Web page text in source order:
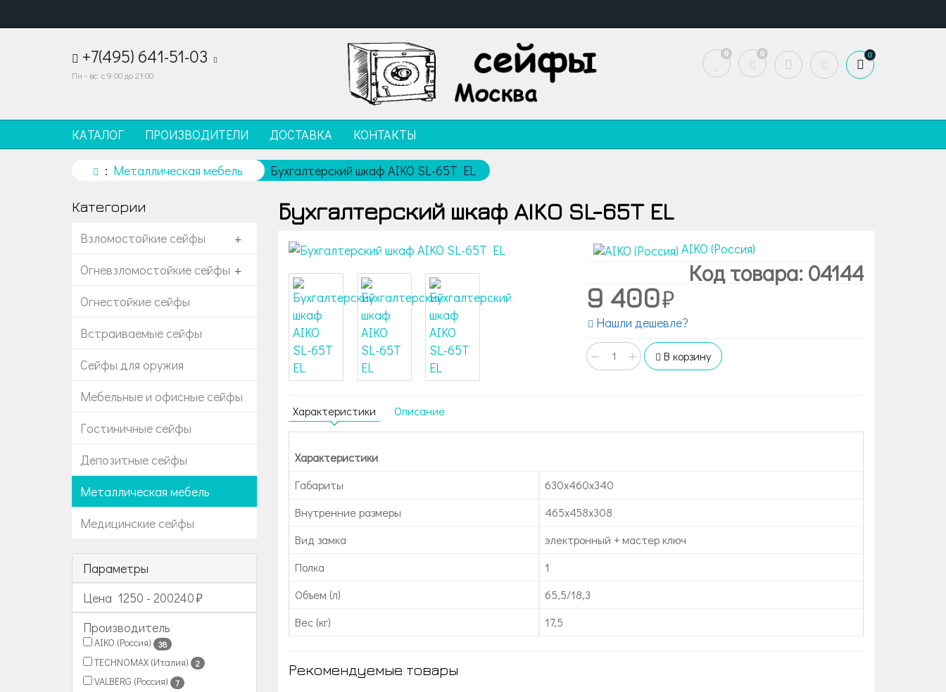
+7(495) 641-51-03
Пн - вс: с 9:00 до 21:00
0 0 0
КАТАЛОГ ПРОИЗВОДИТЕЛИ ДОСТАВКА КОНТАКТЫ
Металлическая мебель Бухгалтерский шкаф AIKO SL-65T EL
Категории
Взломостойкие сейфы +
Огневзломостойкие сейфы +
Огнестойкие сейфы
Встраиваемые сейфы
Сейфы для оружия
Мебельные и офисные сейфы
Гостиничные сейфы
Депозитные сейфы
Металлическая мебель
Медицинские сейфы
Параметры
Цена 1250 - 200240
Производитель
AIKO (Россия) 38
TECHNOMAX (Италия) 2
VALBERG (Россия) 7
Бухгалтерский шкаф AIKO SL-65T EL
AIKO (Россия)
Код товара: 04144
9 400
Нашли дешевле?
− + В корзину
Характеристики Описание
Характеристики
Габариты
630x460x340
Внутренние размеры
465x458x308
Вид замка
электронный + мастер ключ
Полка
1
Объем (л)
65,5/18,3
Вес (кг)
17,5
Рекомендуемые товары